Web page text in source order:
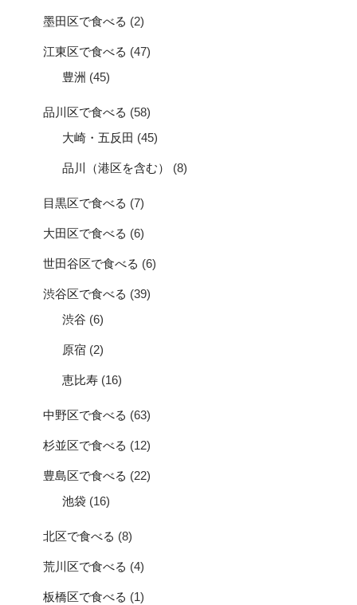
墨田区で食べる (2)
江東区で食べる (47)
豊洲 (45)
品川区で食べる (58)
大崎・五反田 (45)
品川（港区を含む） (8)
目黒区で食べる (7)
大田区で食べる (6)
世田谷区で食べる (6)
渋谷区で食べる (39)
渋谷 (6)
原宿 (2)
恵比寿 (16)
中野区で食べる (63)
杉並区で食べる (12)
豊島区で食べる (22)
池袋 (16)
北区で食べる (8)
荒川区で食べる (4)
板橋区で食べる (1)